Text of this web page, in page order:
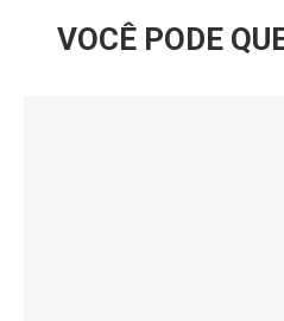
VOCÊ PODE